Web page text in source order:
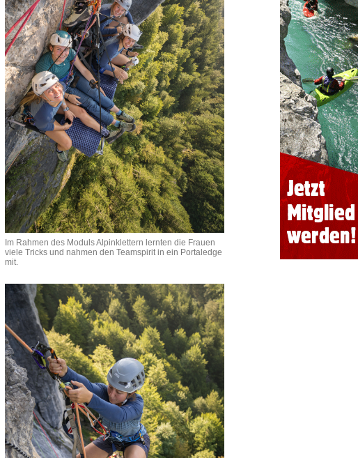
Im Rahmen des Moduls Alpinklettern lernten die Frauen
viele Tricks und nahmen den Teamspirit in ein Portaledge
mit.